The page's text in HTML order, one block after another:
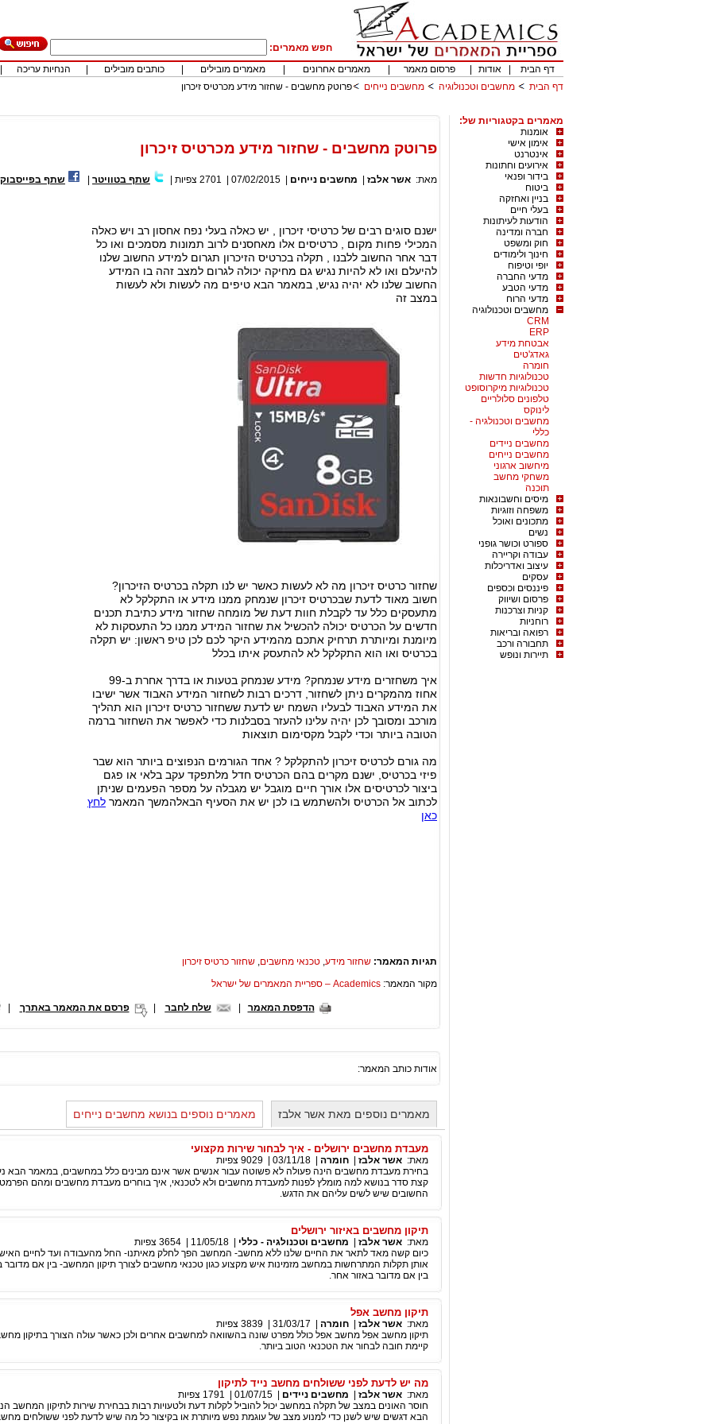
חפש מאמרים:
דף הבית
אודות פרסום מאמר מאמרים אחרונים מאמרים מובילים כותבים מובילים הנחיות עריכה
דף הבית
מחשבים וטכנולוגיה מחשבים נייחים פרוטק מחשבים - שחזור מידע מכרטיס זיכרון
מאמרים בקטגוריות של:
אומנות
אימון אישי
אינטרנט
אירועים וחתונות
בידור ופנאי
ביטוח
בניין ואחזקה
בעלי חיים
הודעות לעיתונות
חברה ומדינה
חוק ומשפט
חינוך ולימודים
יופי וטיפוח
מדעי החברה
מדעי הטבע
מדעי הרוח
מחשבים וטכנולוגיה
CRM
ERP
אבטחת מידע
גאדג'טים
חומרה
טכנולוגיות חדשות
טכנולוגיות מיקרוסופט
טלפונים סלולריים
לינוקס
מחשבים וטכנולגיה -
כללי
מחשבים ניידים
מחשבים נייחים
מיחשוב ארגוני
משחקי מחשב
תוכנה
מיסים וחשבונאות
משפחה וזוגיות
מתכונים ואוכל
נשים
ספורט וכושר גופני
עבודה וקריירה
עיצוב ואדריכלות
עסקים
פיננסים וכספים
פרסום ושיווק
קניות וצרכנות
רוחניות
רפואה ובריאות
תחבורה ורכב
תיירות ונופש
פרוטק מחשבים - שחזור מידע מכרטיס זיכרון
מאת: אשר אלבז מחשבים נייחים 07/02/2015
2701 צפיות שתף בטוויטר שתף בפייסבוק
ישנם סוגים רבים של כרטיסי זיכרון , יש כאלה בעלי נפח אחסון רב ויש כאלה
המכילי פחות מקום , כרטיסים אלו מאחסנים לרוב תמונות מסמכים ואו כל
דבר אחר החשוב ללבנו , תקלה בכרטיס הזיכרון תגרום למידע החשוב שלנו
להיעלם ואו לא להיות נגיש גם מחיקה יכולה לגרום למצב זהה בו המידע
החשוב שלנו לא יהיה נגיש, במאמר הבא טיפים מה לעשות ולא לעשות
במצב זה
שחזור כרטיס זיכרון מה לא לעשות כאשר יש לנו תקלה בכרטיס הזיכרון?
חשוב מאוד לדעת שבכרטיס זיכרון שנמחק ממנו מידע או התקלקל לא
מתעסקים כלל עד לקבלת חוות דעת של מומחה שחזור מידע כתיבת תכנים
חדשים על הכרטיס יכולה להכשיל את שחזור המידע ממנו כל התעסקות לא
מיומנת ומיותרת תרחיק אתכם מהמידע היקר לכם לכן טיפ ראשון: יש תקלה
בכרטיס ואו הוא התקלקל לא להתעסק איתו בכלל
איך משחזרים מידע שנמחק? מידע שנמחק בטעות או בדרך אחרת ב-99
אחוז מהמקרים ניתן לשחזור, דרכים רבות לשחזור המידע האבוד אשר ישיבו
את המידע האבוד לבעליו השמח יש לדעת ששחזור כרטיס זיכרון הוא תהליך
מורכב ומסובך לכן יהיה עלינו להעזר בסבלנות כדי לאפשר את השחזור ברמה
הטובה ביותר וכדי לקבל מקסימום תוצאות
מה גורם לכרטיס זיכרון להתקלקל ? אחד הגורמים הנפוצים ביותר הוא שבר
פיזי בכרטיס, ישנם מקרים בהם הכרטיס חדל מלתפקד עקב בלאי או פגם
ביצור לכרטיסים אלו אורך חיים מוגבל יש מגבלה על מספר הפעמים שניתן
לכתוב אל הכרטיס ולהשתמש בו לכן יש את הסעיף הבאלהמשך המאמר לחץ
כאן
תגיות המאמר: שחזור מידע, טכנאי מחשבים, שחזור כרטיס זיכרון
מקור המאמר: Academics – ספריית המאמרים של ישראל
הדפסת המאמר שלח לחבר פרסם את המאמר באתרך |
אודות כותב המאמר:
מאמרים נוספים מאת אשר אלבז מאמרים נוספים בנושא מחשבים נייחים
מעבדת מחשבים ירושלים - איך לבחור שירות מקצועי
מאת: אשר אלבז חומרה 03/11/18
9029 צפיות
בחירת מעבדת מחשבים הינה פעולה לא פשוטה עבור אנשים אשר אינם מבינים כלל במחשבים, במאמר הבא
קצת סדר בנושא למה מומלץ לפנות למעבדת מחשבים ולא לטכנאי, איך בוחרים מעבדת מחשבים ומהם
החשובים שיש לשים עליהם את הדגש.
תיקון מחשבים באיזור ירושלים
מאת: אשר אלבז מחשבים וטכנולגיה - כללי 11/05/18
3654 צפיות
כיום קשה מאד לתאר את החיים שלנו ללא מחשב- המחשב הפך לחלק מאיתנו- החל מהעבודה ועד לחיים
אותן תקלות המתרחשות במחשב מזמינות איש מקצוע כגון טכנאי מחשבים לצורך תיקון המחשב- בין אם מדובר
בין אם מדובר באזור אחר.
תיקון מחשב אפל
מאת: אשר אלבז חומרה 31/03/17
3839 צפיות
תיקון מחשב אפל מחשב אפל כולל מפרט שונה בהשוואה למחשבים אחרים ולכן כאשר עולה הצורך בתיקון
קיימת חובה לבחור את הטכנאי הטוב ביותר.
מה יש לדעת לפני ששולחים מחשב נייד לתיקון
מאת: אשר אלבז מחשבים ניידים 01/07/15
1791 צפיות
חוסר האונים במצב של תקלה במחשב יכול להוביל לקלות דעת ולטעויות רבות בבחירת שירות לתיקון המחשב
הבא דגשים שיש לשנן כדי למנוע מצב של עוגמת נפש מיותרת או בקיצור כל מה שיש לדעת לפני ששולחים מחשב